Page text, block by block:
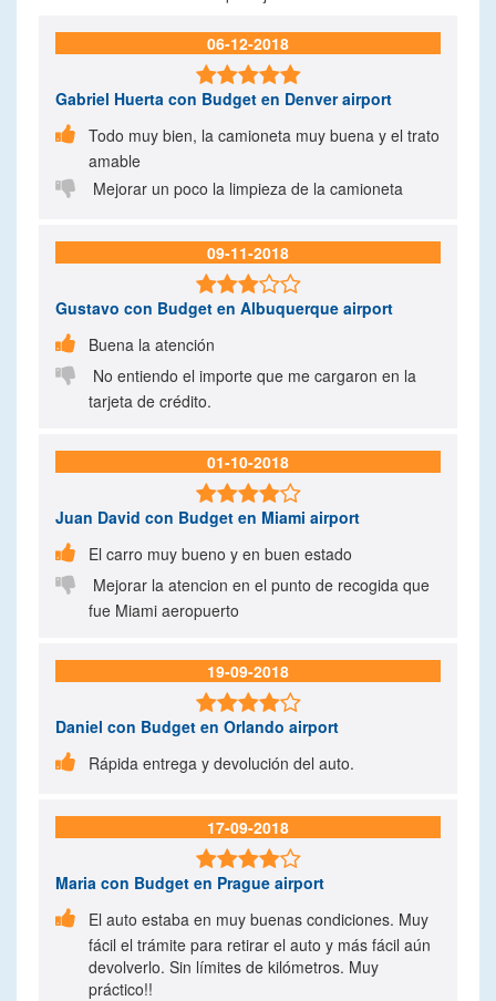
06-12-2018

Gabriel Huerta con Budget en Denver airport
 Todo muy bien, la camioneta muy buena y el trato
amable

Mejorar un poco la limpieza de la camioneta
09-11-2018

Gustavo con Budget en Albuquerque airport

Buena la atención

No entiendo el importe que me cargaron en la
tarjeta de crédito.
01-10-2018

Juan David con Budget en Miami airport

El carro muy bueno y en buen estado

Mejorar la atencion en el punto de recogida que
fue Miami aeropuerto
19-09-2018

Daniel con Budget en Orlando airport

Rápida entrega y devolución del auto.
17-09-2018

Maria con Budget en Prague airport

El auto estaba en muy buenas condiciones. Muy
fácil el trámite para retirar el auto y más fácil aún
devolverlo. Sin límites de kilómetros. Muy
práctico!!